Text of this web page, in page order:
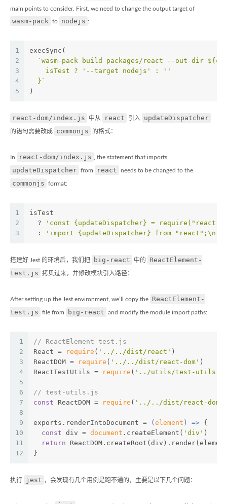
main points to consider. First, we need to change the output target of
wasm-pack to nodejs :
1
2
3
4
5
execSync(
`wasm-pack build packages/react --out-dir
    isTest ?
'--target nodejs' :
''
  }
`
)
react-dom/index.js 中从 react 引入 updateDispatcher
的语句需要改成 commonjs 的格式：
In react-dom/index.js , the statement that imports
updateDispatcher from react needs to be changed to the
commonjs format:
1
2
3
isTest
  ?
'const {updateDispatcher} =
  :
'import {updateDispatcher} from "react";\n'
搭建好 Jest 的环境后，我们把 big-react 中的
ReactElement-
test.js
拷贝过来，并修改模块引入路径：
After setting up the Jest environment, we’ll copy the
ReactElement-
test.js
file from big-react and modify the module import paths:
1
2
3
4
5
6
7
8
9
10
11
12
// ReactElement-test.js
React =
require ( '../../dist/react' )
ReactDOM =
require ( '../../dist/react-dom' )
ReactTestUtils =
require ( '../utils/test-utils'
// test-utils.js
const ReactDOM = require ( '../../dist/react-dom'
exports.renderIntoDocument = ( element ) => {
const div = document .createElement( 'div' )
return
}
执行 jest ，会发现有几个用例是跑不通的，主要是以下几个问题：